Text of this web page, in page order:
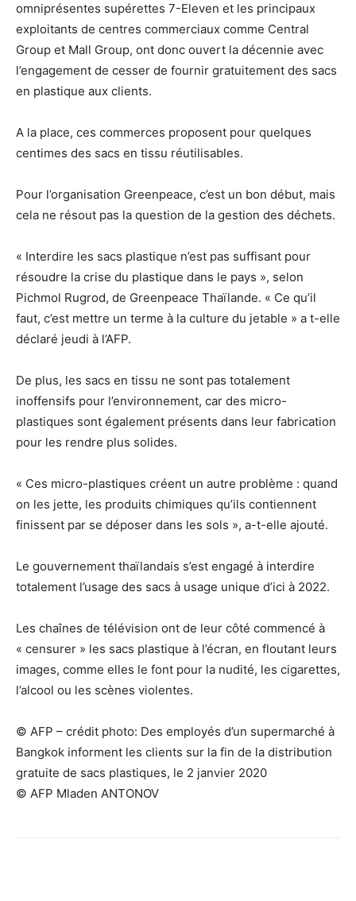
omniprésentes supérettes 7-Eleven et les principaux
exploitants de centres commerciaux comme Central
Group et Mall Group, ont donc ouvert la décennie avec
l’engagement de cesser de fournir gratuitement des sacs
en plastique aux clients.
A la place, ces commerces proposent pour quelques
centimes des sacs en tissu réutilisables.
Pour l’organisation Greenpeace, c’est un bon début, mais
cela ne résout pas la question de la gestion des déchets.
« Interdire les sacs plastique n’est pas suffisant pour
résoudre la crise du plastique dans le pays », selon
Pichmol Rugrod, de Greenpeace Thaïlande. « Ce qu’il
faut, c’est mettre un terme à la culture du jetable » a t-elle
déclaré jeudi à l’AFP.
De plus, les sacs en tissu ne sont pas totalement
inoffensifs pour l’environnement, car des micro-
plastiques sont également présents dans leur fabrication
pour les rendre plus solides.
« Ces micro-plastiques créent un autre problème : quand
on les jette, les produits chimiques qu’ils contiennent
finissent par se déposer dans les sols », a-t-elle ajouté.
Le gouvernement thaïlandais s’est engagé à interdire
totalement l’usage des sacs à usage unique d’ici à 2022.
Les chaînes de télévision ont de leur côté commencé à
« censurer » les sacs plastique à l’écran, en floutant leurs
images, comme elles le font pour la nudité, les cigarettes,
l’alcool ou les scènes violentes.
© AFP – crédit photo: Des employés d’un supermarché à
Bangkok informent les clients sur la fin de la distribution
gratuite de sacs plastiques, le 2 janvier 2020
© AFP Mladen ANTONOV